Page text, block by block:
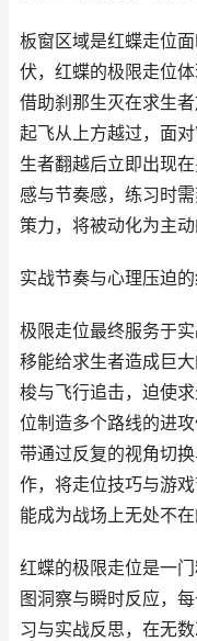
板窗区域是红蝶走位
伏，红蝶的极限走位
借助刹那生灭在求生
起飞从上方越过，面
生者翻越后立即出现
感与节奏感，练习时
策力，将被动化为主动
实战节奏与心理压迫
极限走位最终服务于
移能给求生者造成巨
梭与飞行追击，迫使
位制造多个路线的进
带通过反复的视角切
作，将走位技巧与游
能成为战场上无处不在
红蝶的极限走位是一
图洞察与瞬时反应，
习与实战反思，在无